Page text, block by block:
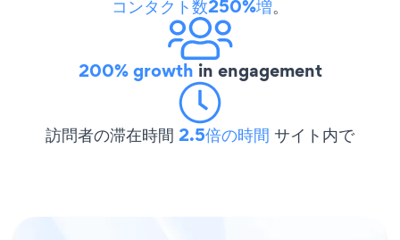
コンタクト数250%増。
200% growth in engagement
訪問者の滞在時間 2.5倍の時間 サイト内で